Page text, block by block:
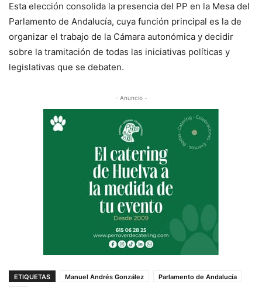
Esta elección consolida la presencia del PP en la Mesa del
Parlamento de Andalucía, cuya función principal es la de
organizar el trabajo de la Cámara autonómica y decidir
sobre la tramitación de todas las iniciativas políticas y
legislativas que se debaten.
- Anuncio -
ETIQUETAS Manuel Andrés González
Parlamento de Andalucía